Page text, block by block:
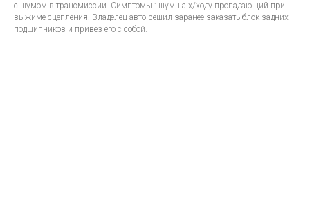
с шумом в трансмиссии. Симптомы : шум на х/ходу пропадающий при
выжиме сцепления. Владелец авто решил заранее заказать блок задних
подшипников и привез его с собой.